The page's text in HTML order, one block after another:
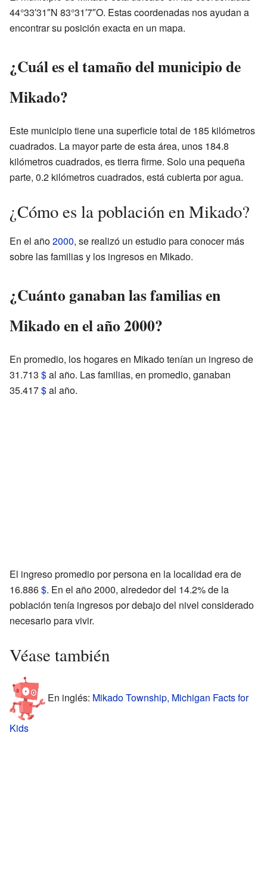
44°33′31″N 83°31′7″O. Estas coordenadas nos ayudan a
encontrar su posición exacta en un mapa.
¿Cuál es el tamaño del municipio de
Mikado?
Este municipio tiene una superficie total de 185 kilómetros
cuadrados. La mayor parte de esta área, unos 184.8
kilómetros cuadrados, es tierra firme. Solo una pequeña
parte, 0.2 kilómetros cuadrados, está cubierta por agua.
¿Cómo es la población en Mikado?
En el año2000, se realizó un estudio para conocer más
sobre las familias y los ingresos en Mikado.
¿Cuánto ganaban las familias en
Mikado en el año 2000?
En promedio, los hogares en Mikado tenían un ingreso de
31.713 $al año. Las familias, en promedio, ganaban
35.417$al año.
El ingreso promedio por persona en la localidad era de
16.886$. En el año 2000, alrededor del 14.2% de la
población tenía ingresos por debajo del nivel considerado
necesario para vivir.
Véase también
En inglés: Mikado Township, Michigan Facts for
Kids